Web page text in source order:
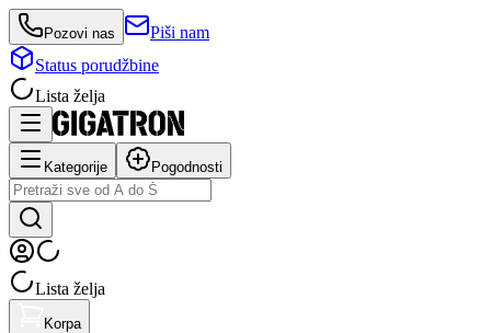
Pozovi nas
Piši nam
Status porudžbine
Lista želja
Kategorije Pogodnosti
Lista želja
Korpa